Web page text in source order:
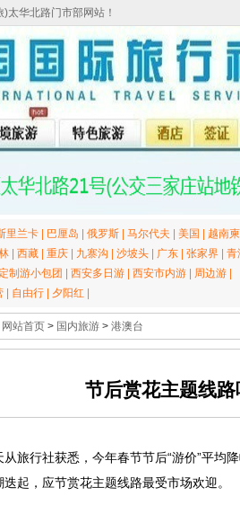
太华北路门市部网站！
里兰卡 巴厘岛 俄罗斯 马尔代夫 美国 越南
西藏 重庆 九寨沟 沙坡头 广东 张家界 青
定制游小包团 西安多日游 西安市内游 周边游
自由行 夕阳红
网站首页 > 国内旅游 > 港澳台
节后赏花主题线
从旅行社获悉，今年春节节后“游价”平均
起，应节赏花主题线路最受市场欢迎。